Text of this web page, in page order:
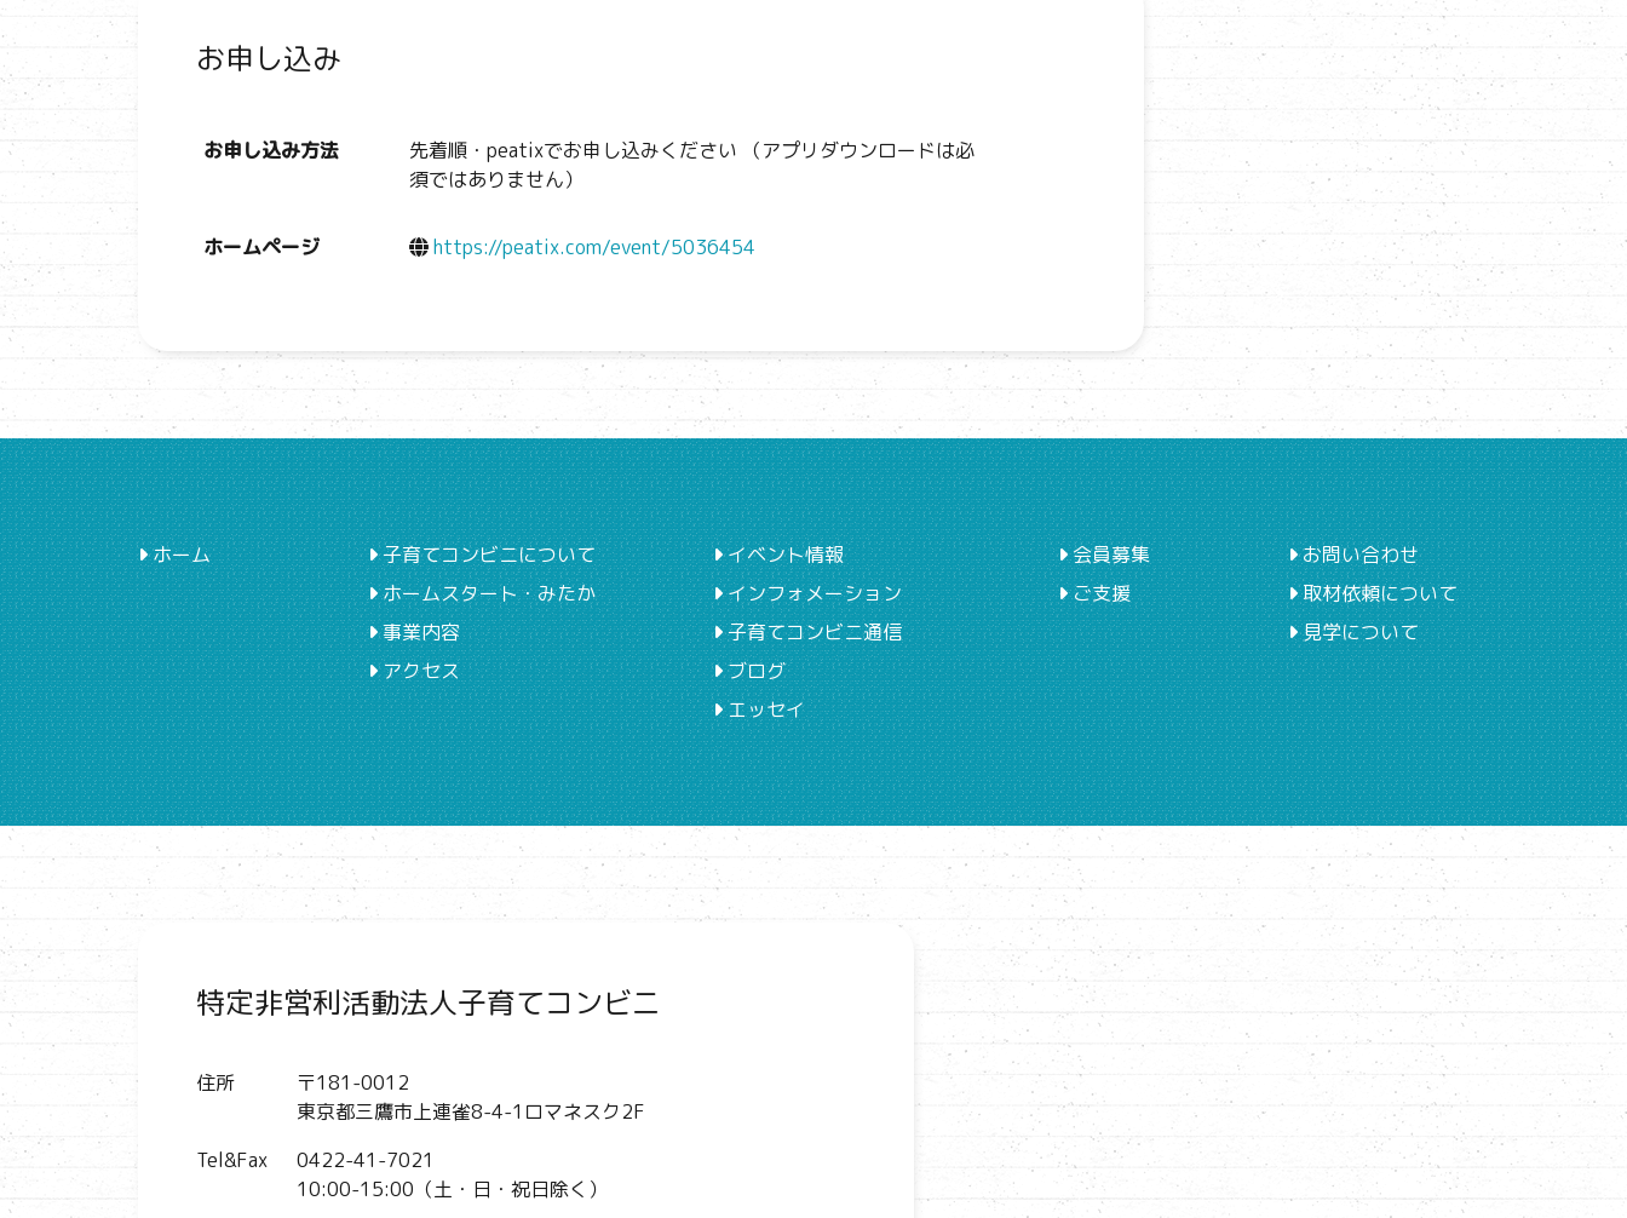
お申し込み
お申し込み方法
先着順・peatixでお申し込みください （アプリダウンロードは必
須ではありません）
ホームページ https://peatix.com/event/5036454
ホーム
子育てコンビニについて
ホームスタート・みたか
事業内容
アクセス
イベント情報
インフォメーション
子育てコンビニ通信
ブログ
エッセイ
会員募集
ご支援
お問い合わせ
取材依頼について
見学について
特定非営利活動法人子育てコンビニ
住所
〒181-0012
東京都三鷹市上連雀8-4-1 ロマネスク2F
Tel&Fax
0422-41-7021
10:00-15:00 （土・日・祝日除く）